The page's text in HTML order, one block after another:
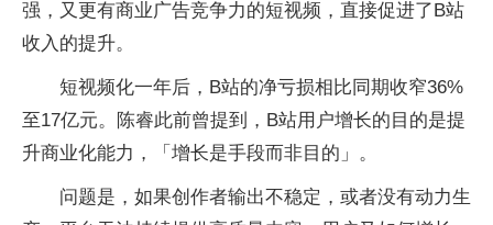
强，又更有商业广告竞争力的短视频，直接促进了B站
收入的提升。
短视频化一年后，B站的净亏损相比同期收窄36%
至17亿元。陈睿此前曾提到，B站用户增长的目的是提
升商业化能力，「增长是手段而非目的」。
问题是，如果创作者输出不稳定，或者没有动力生